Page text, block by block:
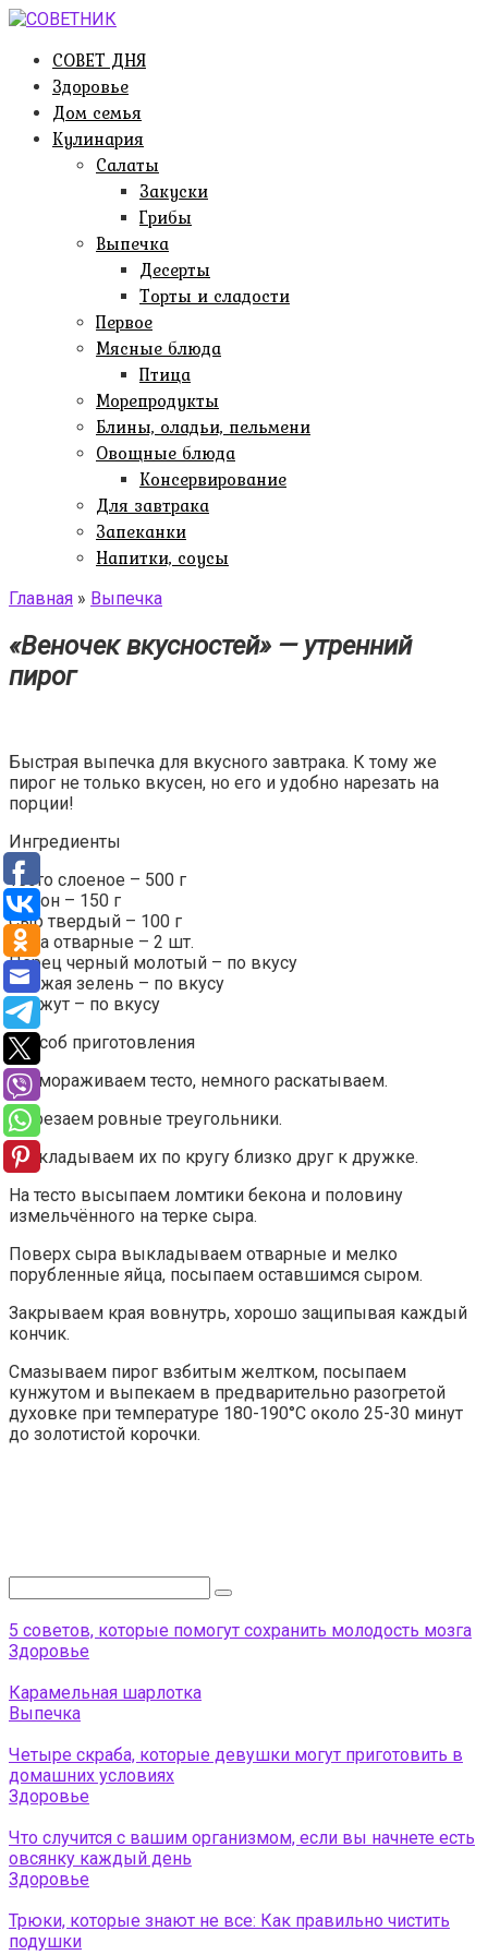
Перейти
контентуСОВЕТ ДНЯ
Здоровье
Дом семья
Кулинария
Салаты
Закуски
Грибы
Выпечка
Десерты
Торты и сладости
Первое
Мясные блюда
Птица
Морепродукты
Блины, оладьи, пельмени
Овощные блюда
Консервирование
Для завтрака
Запеканки
Напитки, соусы
Главная » Выпечка
«Веночек вкусностей» — утренний
пирог
Быстрая выпечка для вкусного завтрака. К тому же
пирог не только вкусен, но его и удобно нарезать на
порции!
Ингредиенты
Тесто слоеное – 500 г
Бекон – 150 г
Сыр твердый – 100 г
Яйца отварные – 2 шт.
Перец черный молотый – по вкусу
Свежая зелень – по вкусу
Кунжут – по вкусу
Способ приготовления
Размораживаем тесто, немного раскатываем.
Вырезаем ровные треугольники.
Раскладываем их по кругу близко друг к дружке.
На тесто высыпаем ломтики бекона и половину
измельчённого на терке сыра.
Поверх сыра выкладываем отварные и мелко
порубленные яйца, посыпаем оставшимся сыром.
Закрываем края вовнутрь, хорошо защипывая каждый
кончик.
Смазываем пирог взбитым желтком, посыпаем
кунжутом и выпекаем в предварительно разогретой
духовке при температуре 180-190°C около 25-30 минут
до золотистой корочки.
5 советов, которые помогут сохранить молодость мозга
Здоровье
Карамельная шарлотка
Выпечка
Четыре скраба, которые девушки могут приготовить в
домашних условиях
Здоровье
Что случится с вашим организмом, если вы начнете есть
овсянку каждый день
Здоровье
Трюки, которые знают не все: Как правильно чистить
подушки